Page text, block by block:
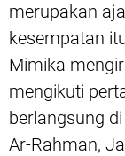
merupakan
kesempatan
Mimika
mengikuti
berlangsung
Ar-Rahman,